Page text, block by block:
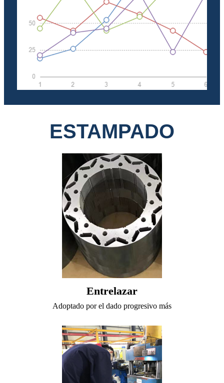
ESTAMPADO
Entrelazar
Adoptado por el dado progresivo más